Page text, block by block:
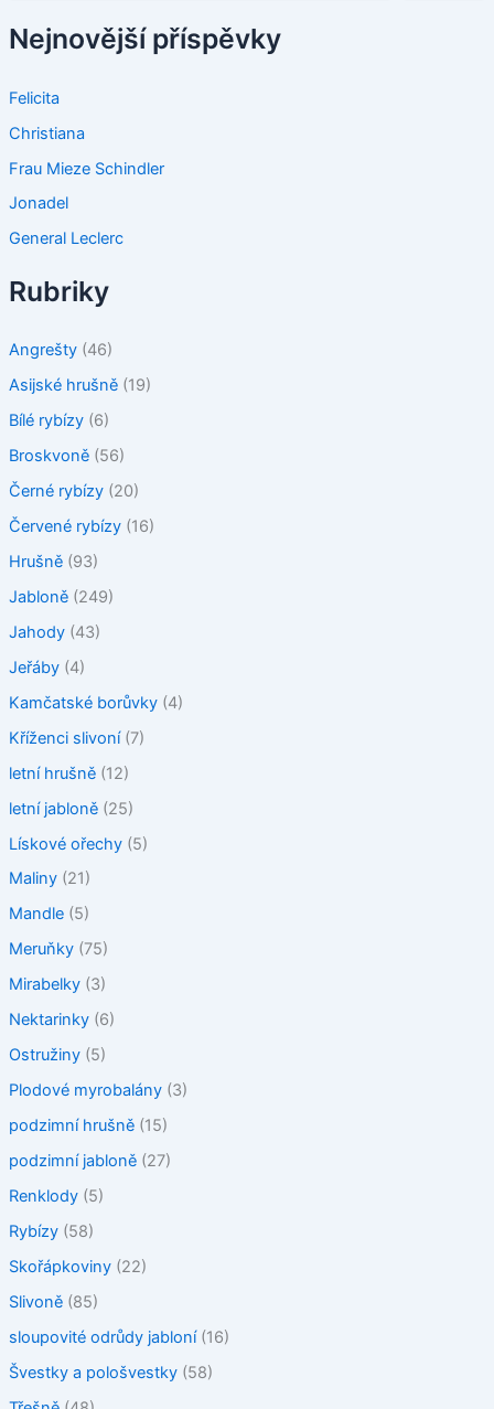
Nejnovější příspěvky
Felicita
Christiana
Frau Mieze Schindler
Jonadel
General Leclerc
Rubriky
Angrešty(46)
Asijské hrušně(19)
Bílé rybízy(6)
Broskvoně(56)
Černé rybízy(20)
Červené rybízy(16)
Hrušně(93)
Jabloně(249)
Jahody(43)
Jeřáby(4)
Kamčatské borůvky(4)
Kříženci slivoní(7)
letní hrušně(12)
letní jabloně(25)
Lískové ořechy(5)
Maliny(21)
Mandle(5)
Meruňky(75)
Mirabelky(3)
Nektarinky(6)
Ostružiny(5)
Plodové myrobalány(3)
podzimní hrušně(15)
podzimní jabloně(27)
Renklody(5)
Rybízy(58)
Skořápkoviny(22)
Slivoně(85)
sloupovité odrůdy jabloní(16)
Švestky a pološvestky(58)